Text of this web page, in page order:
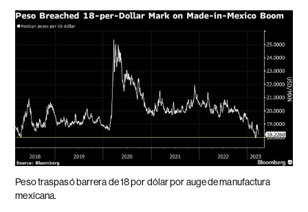
Peso traspasó barrera de 18 por dólar por auge de manufactura
mexicana.